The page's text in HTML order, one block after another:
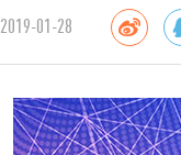
2019-01-28